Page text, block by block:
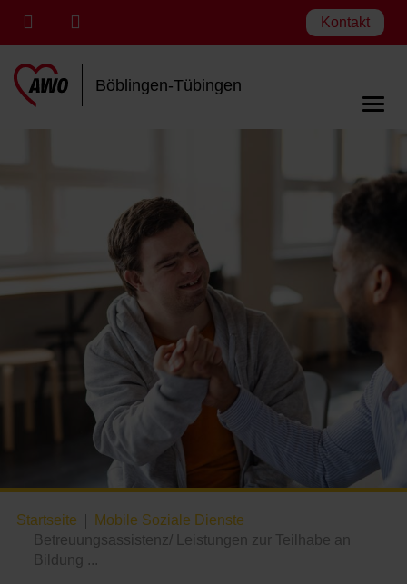
Kontakt
Böblingen-Tübingen
Startseite
Mobile Soziale Dienste
Betreuungsassistenz/ Leistungen zur Teilhabe an
Bildung ...